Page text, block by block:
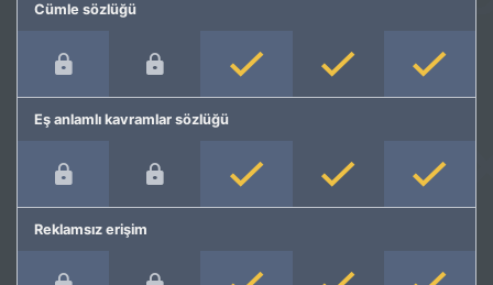
Cümle sözlüğü
Eş anlamlı kavramlar sözlüğü
Reklamsız erişim